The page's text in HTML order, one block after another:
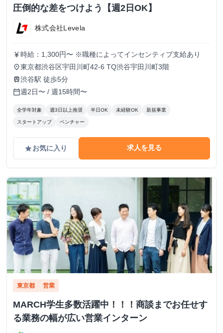
圧倒的な差をつけよう【週2日OK】
株式会社Levela
currency_yen 時給：1,300円〜 ※職種によってインセンティブ支給あり
place東京都渋谷区宇田川町42-6 TQ渋谷宇田川町3階
train渋谷駅 徒歩5分
calendar_today週2日〜 / 週15時間〜
全学年対象 週3日以上推奨 半日OK 未経験OK 新規事業
スタートアップ ベンチャー
gradeお気に入り 求人を見る
東京都 営業
MARCH学生多数活躍中！！！商談までお任せす
る業務の幅が広い営業インターン